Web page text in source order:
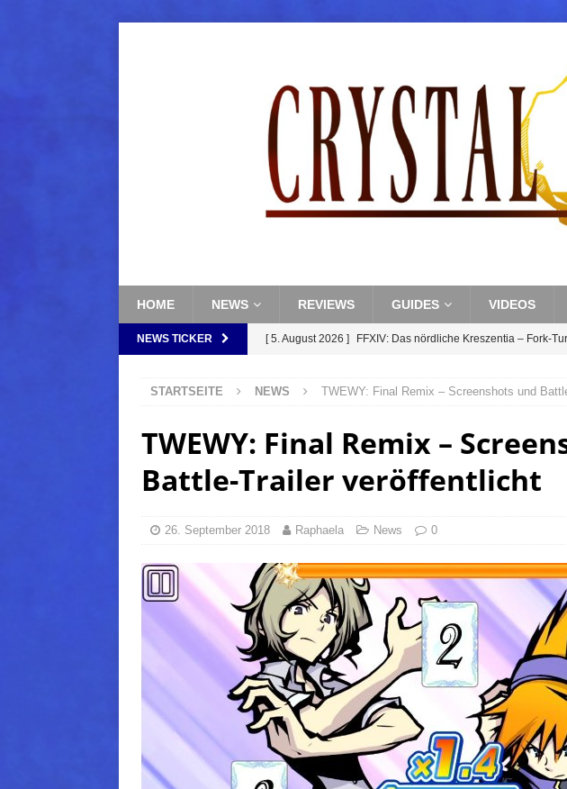
HOME NEWS REVIEWS GUIDES VIDEOS
NEWS TICKER [ 5. August 2026 ] FFXIV: Das nördliche Kreszentia – Fork-
FANTASY
(Normal) FINAL FANTASY
[ 5. August 2026 ] FFXIV: Das nördliche Kreszentia – Fork-
[ 5. August 2026 ] FFXIV: Das nördliche Kreszentia – Fork-
FANTASY
STARTSEITE NEWS TWEWY: Final Remix – Screenshots und
TWEWY: Final Remix –
Battle-Trailer veröffentlicht
26. September 2018 Raphaela News 0